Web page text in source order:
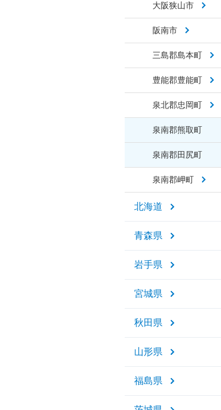
大阪狭山市
阪南市
三島郡島本町
豊能郡豊能町
泉北郡忠岡町
泉南郡熊取町
泉南郡田尻町
泉南郡岬町
北海道
青森県
岩手県
宮城県
秋田県
山形県
福島県